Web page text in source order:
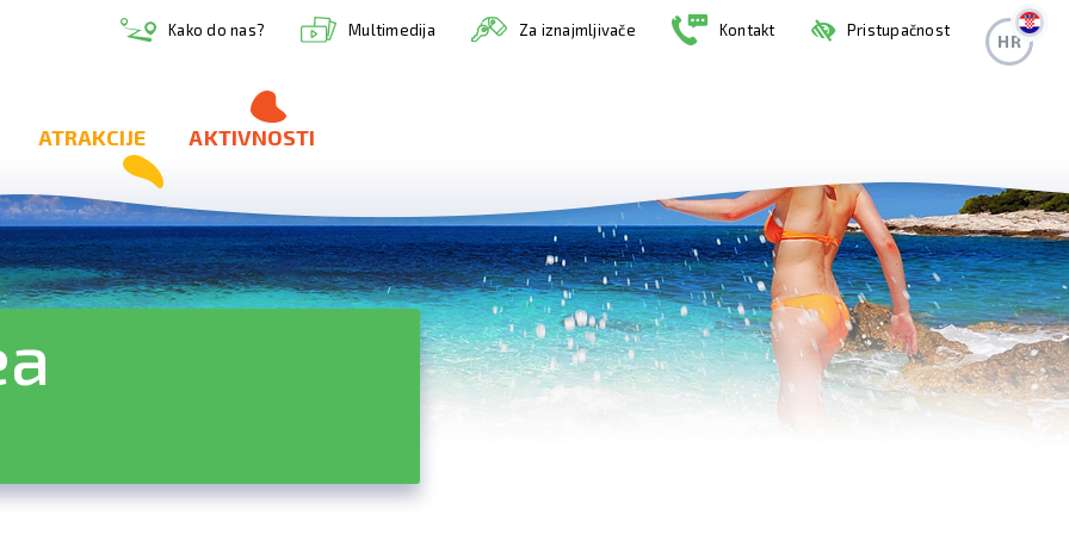
Kako do nas? Multimedija Za iznajmljivače Kontakt Pristupačnost
HR
ATRAKCIJE AKTIVNOSTI